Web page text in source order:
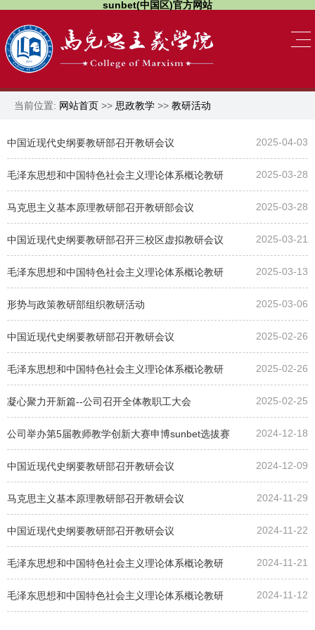
sunbet(中国区)官方网站
当前位置: 网站首页 >> 思政教学 >> 教研活动
中国近现代史纲要教研部召开教研会议 2025-04-03
毛泽东思想和中国特色社会主义理论体系概论教研
部召开教研会议
2025-03-28
马克思主义基本原理教研部召开教研部会议 2025-03-28
中国近现代史纲要教研部召开三校区虚拟教研会议 2025-03-21
毛泽东思想和中国特色社会主义理论体系概论教研
部召开教研会议
2025-03-13
形势与政策教研部组织教研活动 2025-03-06
中国近现代史纲要教研部召开教研会议 2025-02-26
毛泽东思想和中国特色社会主义理论体系概论教研
部召开教研会议
2025-02-26
凝心聚力开新篇--公司召开全体教职工大会 2025-02-25
公司举办第5届教师教学创新大赛申博sunbet选拔赛 2024-12-18
中国近现代史纲要教研部召开教研会议 2024-12-09
马克思主义基本原理教研部召开教研会议 2024-11-29
中国近现代史纲要教研部召开教研会议 2024-11-22
毛泽东思想和中国特色社会主义理论体系概论教研
部召开教研会议
2024-11-21
毛泽东思想和中国特色社会主义理论体系概论教研 2024-11-12